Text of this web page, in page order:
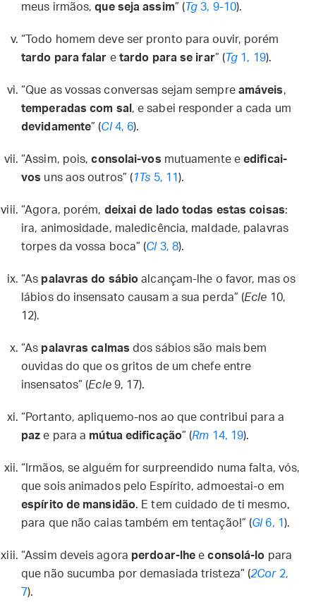
meus irmãos,que seja assim” (Tg 3, 9-10).
“Todo homem deve ser pronto para ouvir, porém
tardo para falar e tardo para se irar” (Tg 1, 19).
“Que as vossas conversas sejam sempre amáveis,
temperadas com sal , e sabei responder a cada um
devidamente” (Cl4, 6).
“Assim, pois,consolai-vos mutuamente eedificai-
vos uns aos outros” (1Ts 5, 11).
“Agora, porém, deixai de lado todas estas coisas:
ira, animosidade, maledicência, maldade, palavras
torpes da vossa boca” (Cl3, 8).
“As palavras do sábio alcançam-lhe o favor, mas os
lábios do insensato causam a sua perda” (Ecle 10,
12).
“As palavras calmasdos sábios são mais bem
ouvidas do que os gritos de um chefe entre
insensatos” (Ecle9, 17).
“Portanto, apliquemo-nos ao que contribui para a
paz e para a mútua edificação” (Rm 14, 19).
“Irmãos, se alguém for surpreendido numa falta, vós,
que sois animados pelo Espírito, admoestai-o em
espírito de mansidão. E tem cuidado de ti mesmo,
para que não caias também em tentação!” (Gl6, 1 ).
“Assim deveis agora perdoar-lhe econsolá-lo para
que não sucumba por demasiada tristeza” (2Cor2,
7).